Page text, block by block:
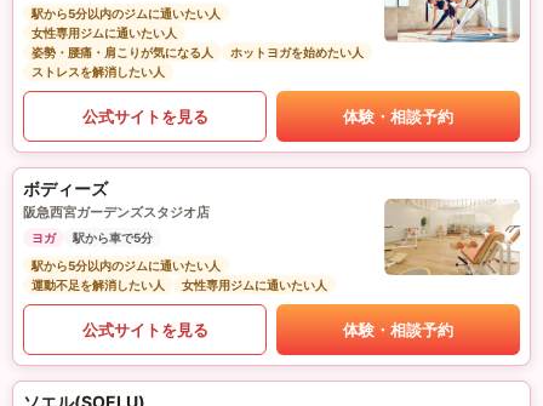
駅から5分以内のジムに通いたい人
女性専用ジムに通いたい人
姿勢・腰痛・肩こりが気になる人
ホットヨガを始めたい人
ストレスを解消したい人
公式サイトを見る 体験・相談予約
ボディーズ
阪急西宮ガーデンズスタジオ店
ヨガ
駅から車で5分
駅から5分以内のジムに通いたい人
運動不足を解消したい人
女性専用ジムに通いたい人
公式サイトを見る 体験・相談予約